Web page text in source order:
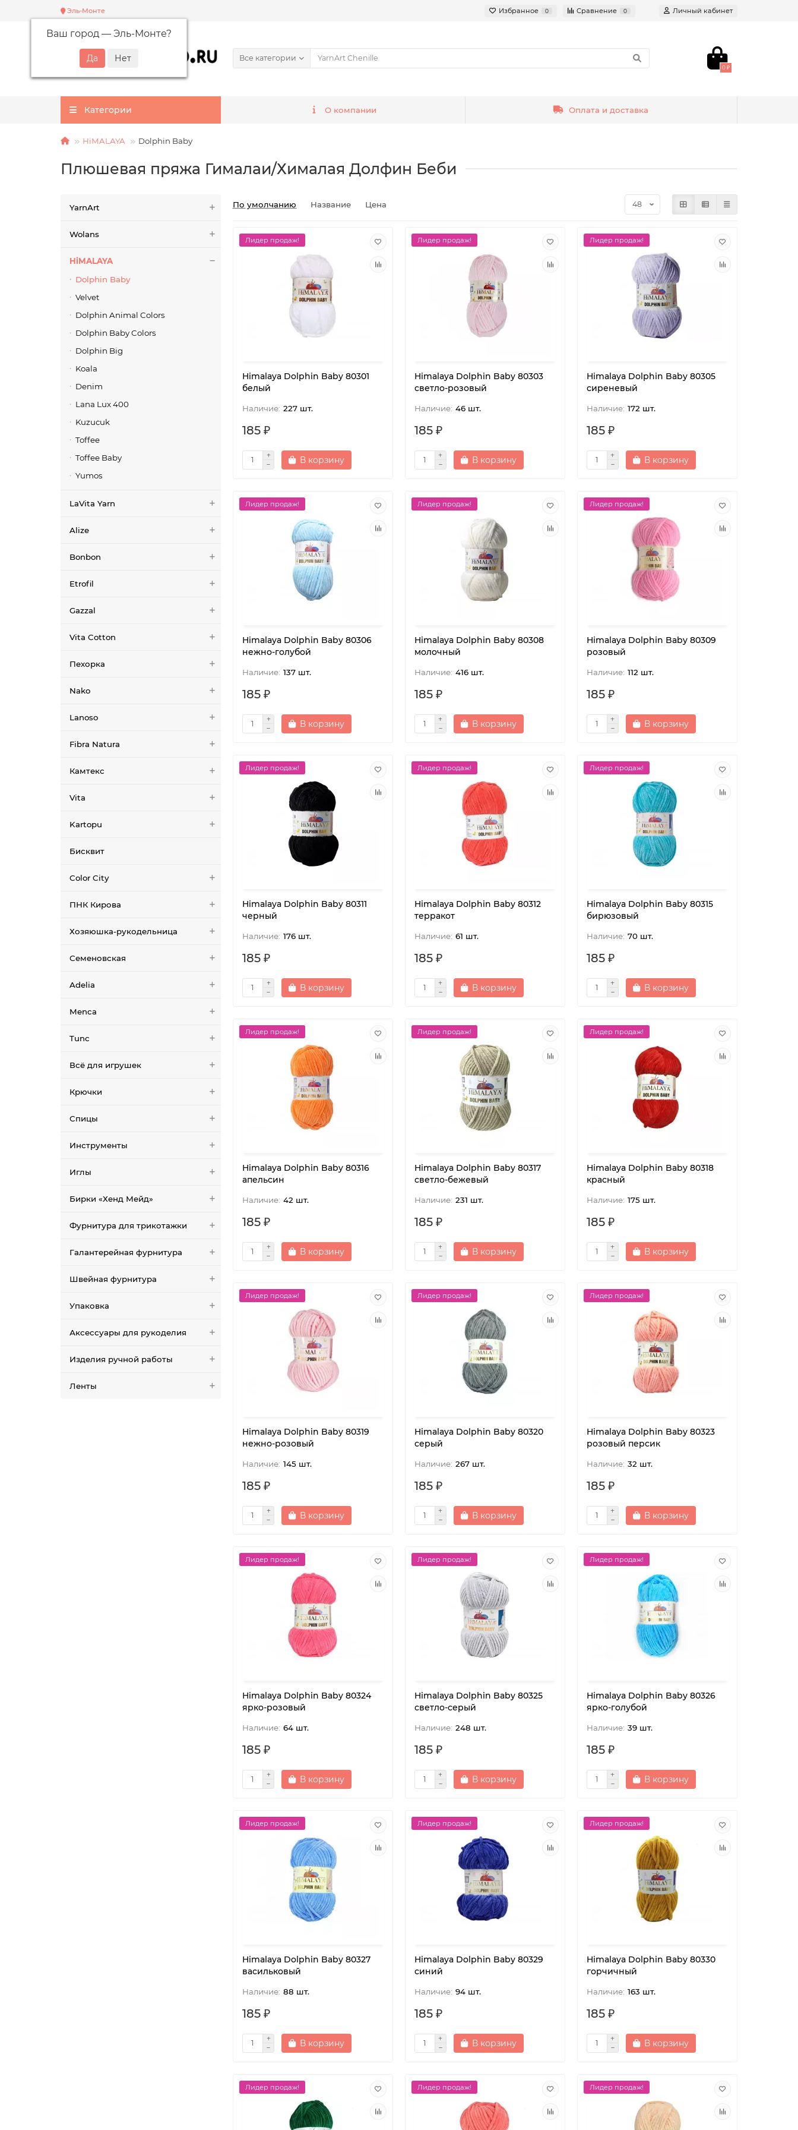
Эль-Монте
Ваш город — Эль-Монте?
Избранное 0 Сравнение 0 Личный кабинет
Все категории
0 ₽
Категории О компании Оплата и доставка
HiMALAYA Dolphin Baby
Плюшевая пряжа Гималаи/Хималая Долфин Беби
YarnArt
Wolans
HiMALAYA
Dolphin Baby
Velvet
Dolphin Animal Colors
Dolphin Baby Colors
Dolphin Big
Koala
Denim
Lana Lux 400
Kuzucuk
Toffee
Toffee Baby
Yumos
LaVita Yarn
Alize
Bonbon
Etrofil
Gazzal
Vita Cotton
Пехорка
Nako
Lanoso
Fibra Natura
Камтекс
Vita
Kartopu
Бисквит
Color City
ПНК Кирова
Хозяюшка-рукодельница
Семеновская
Adelia
Menca
Tunc
Всё для игрушек
Крючки
Спицы
Инструменты
Иглы
Бирки «Хенд Мейд»
Фурнитура для трикотажки
Галантерейная фурнитура
Швейная фурнитура
Упаковка
Аксессуары для рукоделия
Изделия ручной работы
Ленты
По умолчанию Название Цена
Лидер продаж!
Himalaya Dolphin Baby 80301
белый
227 шт.
185 ₽
В корзину
Лидер продаж!
Himalaya Dolphin Baby 80303
светло-розовый
46 шт.
185 ₽
В корзину
Лидер продаж!
Himalaya Dolphin Baby 80305
сиреневый
172 шт.
185 ₽
В корзину
Лидер продаж!
Himalaya Dolphin Baby 80306
нежно-голубой
137 шт.
185 ₽
В корзину
Лидер продаж!
Himalaya Dolphin Baby 80308
молочный
416 шт.
185 ₽
В корзину
Лидер продаж!
Himalaya Dolphin Baby 80309
розовый
112 шт.
185 ₽
В корзину
Лидер продаж!
Himalaya Dolphin Baby 80311
черный
176 шт.
185 ₽
В корзину
Лидер продаж!
Himalaya Dolphin Baby 80312
терракот
61 шт.
185 ₽
В корзину
Лидер продаж!
Himalaya Dolphin Baby 80315
бирюзовый
70 шт.
185 ₽
В корзину
Лидер продаж!
Himalaya Dolphin Baby 80316
апельсин
42 шт.
185 ₽
В корзину
Лидер продаж!
Himalaya Dolphin Baby 80317
светло-бежевый
231 шт.
185 ₽
В корзину
Лидер продаж!
Himalaya Dolphin Baby 80318
красный
175 шт.
185 ₽
В корзину
Лидер продаж!
Himalaya Dolphin Baby 80319
нежно-розовый
145 шт.
185 ₽
В корзину
Лидер продаж!
Himalaya Dolphin Baby 80320
серый
267 шт.
185 ₽
В корзину
Лидер продаж!
Himalaya Dolphin Baby 80323
розовый персик
32 шт.
185 ₽
В корзину
Лидер продаж!
Himalaya Dolphin Baby 80324
ярко-розовый
64 шт.
185 ₽
В корзину
Лидер продаж!
Himalaya Dolphin Baby 80325
светло-серый
248 шт.
185 ₽
В корзину
Лидер продаж!
Himalaya Dolphin Baby 80326
ярко-голубой
39 шт.
185 ₽
В корзину
Лидер продаж!
Himalaya Dolphin Baby 80327
васильковый
88 шт.
185 ₽
В корзину
Лидер продаж!
Himalaya Dolphin Baby 80329
синий
94 шт.
185 ₽
В корзину
Лидер продаж!
Himalaya Dolphin Baby 80330
горчичный
163 шт.
185 ₽
В корзину
Лидер продаж! Лидер продаж! Лидер продаж!